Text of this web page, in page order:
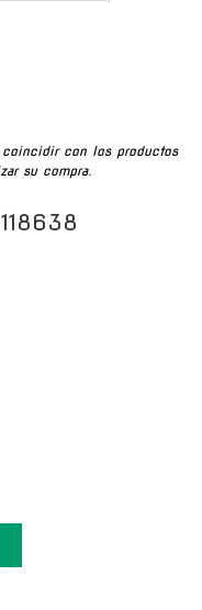
coincidir con los productos
su compra.